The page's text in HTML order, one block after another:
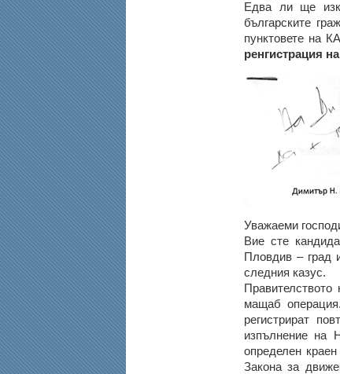
Едва ли ще
българските
пунктовете на
ренгистрация
Уважаеми
Вие сте
Пловдив – град
следния казус.
мащаб
регистрират
изпълнение на
определен
Закона за